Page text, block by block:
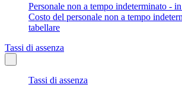
Personale non a tempo indeterminato -
Costo del personale non a tempo
tabellare
Tassi di assenza
Tassi di assenza